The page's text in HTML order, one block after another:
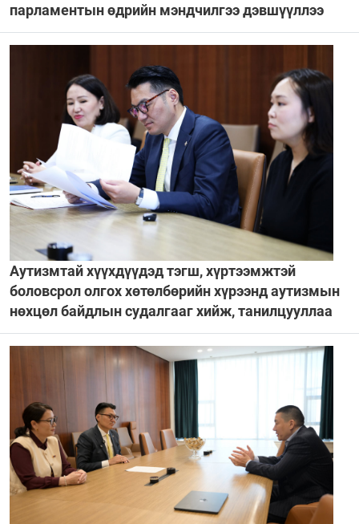
парламентын өдрийн мэндчилгээ дэвшүүллээ
Аутизмтай хүүхдүүдэд тэгш, хүртээмжтэй
боловсрол олгох хөтөлбөрийн хүрээнд аутизмын
нөхцөл байдлын судалгааг хийж, танилцууллаа